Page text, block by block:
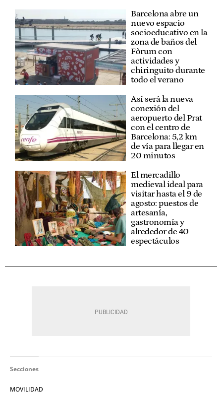
Barcelona abre un
nuevo espacio
socioeducativo en la
zona de baños del
Fòrum con
actividades y
chiringuito durante
todo el verano
Así será la nueva
conexión del
aeropuerto del Prat
con el centro de
Barcelona: 5,2 km
de vía para llegar en
20 minutos
El mercadillo
medieval ideal para
visitar hasta el 9 de
agosto: puestos de
artesanía,
gastronomía y
alrededor de 40
espectáculos
Secciones
MOVILIDAD